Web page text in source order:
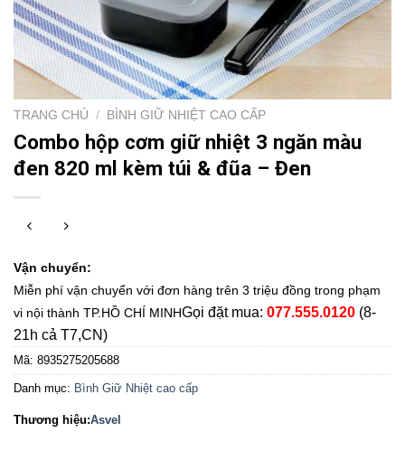
TRANG CHỦ / BÌNH GIỮ NHIỆT CAO CẤP
Combo hộp cơm giữ nhiệt 3 ngăn màu
đen 820 ml kèm túi & đũa – Đen
Vận chuyển:
Miễn phí vận chuyển với đơn hàng trên 3 triệu đồng trong phạm
vi nội thành TP.HỒ CHÍ MINHGọi đặt mua: 077.555.0120 (8-
21h cả T7,CN)
Mã: 8935275205688
Danh mục: Bình Giữ Nhiệt cao cấp
Thương hiệu:Asvel